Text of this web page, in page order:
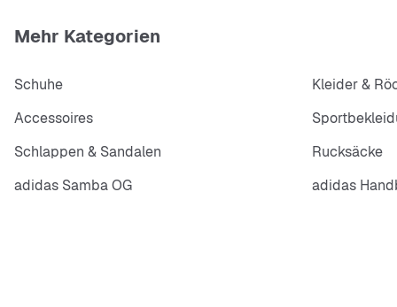
Mehr Kategorien
Schuhe Kleider &
Accessoires
Schlappen & Sandalen
Rucksäcke
adidas Samba OG
adidas